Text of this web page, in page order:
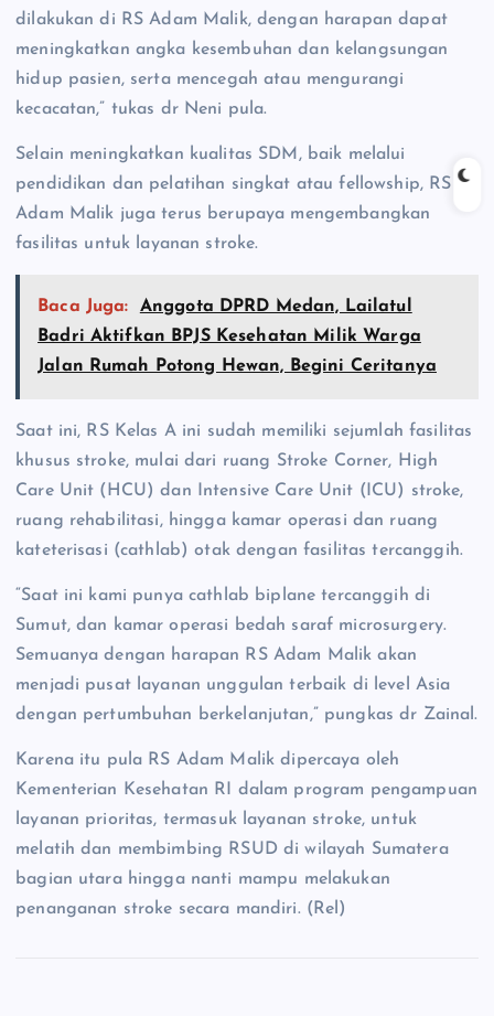
dilakukan di RS Adam Malik, dengan harapan dapat
meningkatkan angka kesembuhan dan kelangsungan
hidup pasien, serta mencegah atau mengurangi
kecacatan,” tukas dr Neni pula.
Selain meningkatkan kualitas SDM, baik melalui
pendidikan dan pelatihan singkat atau fellowship, RS
Adam Malik juga terus berupaya mengembangkan
fasilitas untuk layanan stroke.
Baca Juga:
Anggota DPRD Medan, Lailatul
Badri Aktifkan BPJS Kesehatan Milik Warga
Jalan Rumah Potong Hewan, Begini Ceritanya
Saat ini, RS Kelas A ini sudah memiliki sejumlah fasilitas
khusus stroke, mulai dari ruang Stroke Corner, High
Care Unit (HCU) dan Intensive Care Unit (ICU) stroke,
ruang rehabilitasi, hingga kamar operasi dan ruang
kateterisasi (cathlab) otak dengan fasilitas tercanggih.
“Saat ini kami punya cathlab biplane tercanggih di
Sumut, dan kamar operasi bedah saraf microsurgery.
Semuanya dengan harapan RS Adam Malik akan
menjadi pusat layanan unggulan terbaik di level Asia
dengan pertumbuhan berkelanjutan,” pungkas dr Zainal.
Karena itu pula RS Adam Malik dipercaya oleh
Kementerian Kesehatan RI dalam program pengampuan
layanan prioritas, termasuk layanan stroke, untuk
melatih dan membimbing RSUD di wilayah Sumatera
bagian utara hingga nanti mampu melakukan
penanganan stroke secara mandiri. (Rel)